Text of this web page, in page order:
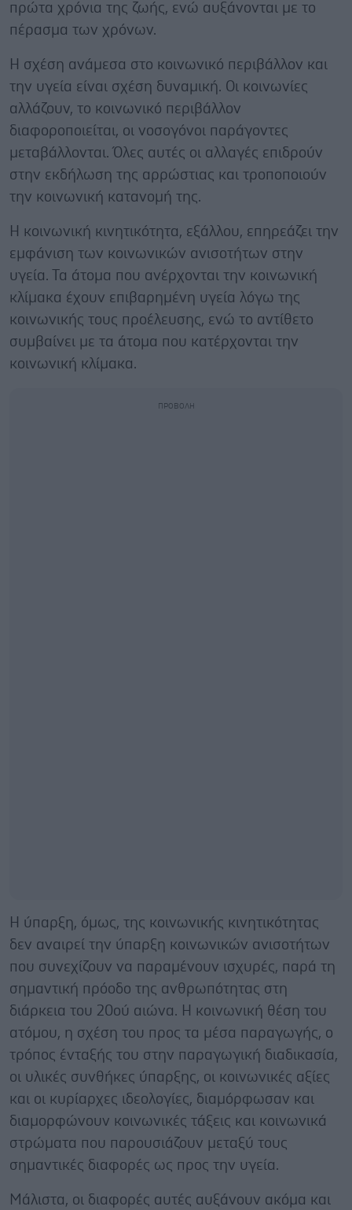
πρώτα χρόνια της ζωής, ενώ αυξάνονται με το
πέρασμα των χρόνων.
Η σχέση ανάμεσα στο κοινωνικό περιβάλλον και
την υγεία είναι σχέση δυναμική. Οι κοινωνίες
αλλάζουν, το κοινωνικό περιβάλλον
διαφοροποιείται, οι νοσογόνοι παράγοντες
μεταβάλλονται. Όλες αυτές οι αλλαγές επιδρούν
στην εκδήλωση της αρρώστιας και τροποποιούν
την κοινωνική κατανομή της.
Η κοινωνική κινητικότητα, εξάλλου, επηρεάζει την
εμφάνιση των κοινωνικών ανισοτήτων στην
υγεία. Τα άτομα που ανέρχονται την κοινωνική
κλίμακα έχουν επιβαρημένη υγεία λόγω της
κοινωνικής τους προέλευσης, ενώ το αντίθετο
συμβαίνει με τα άτομα που κατέρχονται την
κοινωνική κλίμακα.
Η ύπαρξη, όμως, της κοινωνικής κινητικότητας
δεν αναιρεί την ύπαρξη κοινωνικών ανισοτήτων
που συνεχίζουν να παραμένουν ισχυρές, παρά τη
σημαντική πρόοδο της ανθρωπότητας στη
διάρκεια του 20ού αιώνα. Η κοινωνική θέση του
ατόμου, η σχέση του προς τα μέσα παραγωγής, ο
τρόπος ένταξής του στην παραγωγική διαδικασία,
οι υλικές συνθήκες ύπαρξης, οι κοινωνικές αξίες
και οι κυρίαρχες ιδεολογίες, διαμόρφωσαν και
διαμορφώνουν κοινωνικές τάξεις και κοινωνικά
στρώματα που παρουσιάζουν μεταξύ τους
σημαντικές διαφορές ως προς την υγεία.
Μάλιστα, οι διαφορές αυτές αυξάνουν ακόμα και